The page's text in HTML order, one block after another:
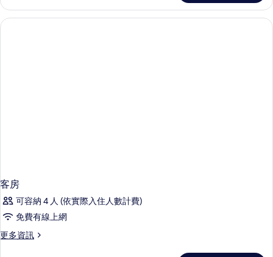
的
詳
情
客房
可容納 4 人 (依實際入住人數計費)
免費有線上網
更多資訊
更